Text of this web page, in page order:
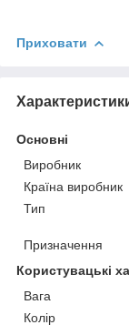
Приховати
Основні
Виробник
Країна виробник
Тип
Призначення
Користувацькі
Вага
Колір